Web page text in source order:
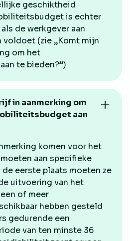
geschiktheid
is echter
de werkgever aan
voldoet (zie „Komt mijn
om het
te bieden?”)
in aanmerking om
aan
komen voor het
aan specifieke
eerste plaats moeten ze
uitvoering van het
of meer
hebben gesteld
gedurende een
van ten minste 36